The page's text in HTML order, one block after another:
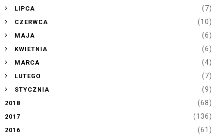
► LIPCA
(7)
► CZERWCA
(10)
► MAJA
(6)
► KWIETNIA
(6)
► MARCA
(4)
► LUTEGO
(7)
► STYCZNIA (9)
2018 (68)
2017 (136)
2016 (61)